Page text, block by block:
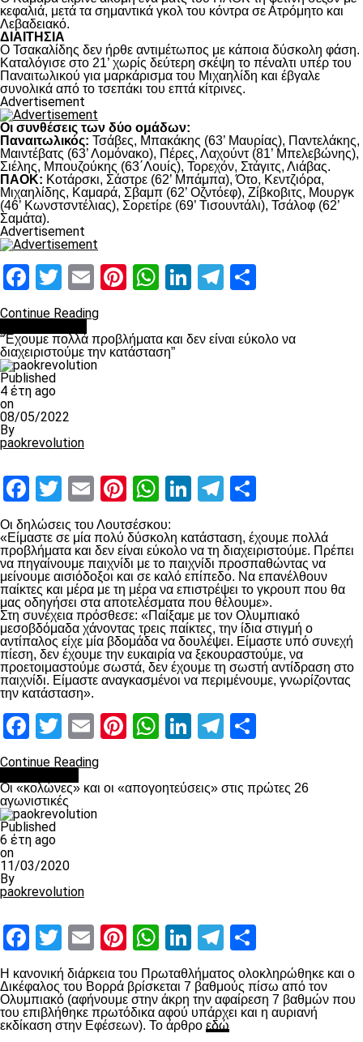
κεφαλιά, μετά τα σημαντικά γκολ του κόντρα σε Ατρόμητο και
Λεβαδειακό.
ΔΙΑΙΤΗΣΙΑ
Ο Τσακαλίδης δεν ήρθε αντιμέτωπος με κάποια δύσκολη φάση.
Καταλόγισε στο 21’ χωρίς δεύτερη σκέψη το πέναλτι υπέρ του
Παναιτωλικού για μαρκάρισμα του Μιχαηλίδη και έβγαλε
συνολικά από το τσεπάκι του επτά κίτρινες.
Advertisement
Οι συνθέσεις των δύο ομάδων:
Παναιτωλικός: Τσάβες, Μπακάκης (63’ Μαυρίας), Παντελάκης,
Μαιντέβατς (63’ Λομόνακο), Πέρες, Λαχούντ (81’ Μπελεβώνης),
Σιέλης, Μπουζούκης (63΄Λουίς), Τορεχόν, Στάγιτς, Λιάβας.
ΠΑΟΚ: Κοτάρσκι, Σάστρε (62’ Μπάμπα), Ότο, Κεντζιόρα,
Μιχαηλίδης, Καμαρά, Σβαμπ (62’ Οζντόεφ), Ζίβκοβιτς, Μουργκ
(46’ Κωνστσντέλιας), Σορετίρε (69’ Τισουντάλι), Τσάλοφ (62’
Σαμάτα).
Advertisement
Facebook
Twitter
EmailPinterest
WhatsApp
LinkedIn
Telegram
Continue Reading
“Έχουμε πολλά προβλήματα και δεν είναι εύκολο να
διαχειριστούμε την κατάσταση”
Published
4 έτη ago
on
08/05/2022
By
paokrevolution
Facebook
Twitter
EmailPinterest
WhatsApp
LinkedIn
Telegram
Οι δηλώσεις του Λουτσέσκου:
«Είμαστε σε μία πολύ δύσκολη κατάσταση, έχουμε πολλά
προβλήματα και δεν είναι εύκολο να τη διαχειριστούμε. Πρέπει
να πηγαίνουμε παιχνίδι με το παιχνίδι προσπαθώντας να
μείνουμε αισιόδοξοι και σε καλό επίπεδο. Να επανέλθουν
παίκτες και μέρα με τη μέρα να επιστρέψει το γκρουπ που θα
μας οδηγήσει στα αποτελέσματα που θέλουμε».
Στη συνέχεια πρόσθεσε: «Παίξαμε με τον Ολυμπιακό
μεσοβδόμαδα χάνοντας τρεις παίκτες, την ίδια στιγμή ο
αντίπαλος είχε μία βδομάδα να δουλέψει. Είμαστε υπό συνεχή
πίεση, δεν έχουμε την ευκαιρία να ξεκουραστούμε, να
προετοιμαστούμε σωστά, δεν έχουμε τη σωστή αντίδραση στο
παιχνίδι. Είμαστε αναγκασμένοι να περιμένουμε, γνωρίζοντας
την κατάσταση».
Facebook
Twitter
EmailPinterest
WhatsApp
LinkedIn
Telegram
Continue Reading
Οι «κολώνες» και οι «απογοητεύσεις» στις πρώτες 26
αγωνιστικές
Published
6 έτη ago
on
11/03/2020
By
paokrevolution
Facebook
Twitter
EmailPinterest
WhatsApp
LinkedIn
Telegram
Η κανονική διάρκεια του Πρωταθλήματος ολοκληρώθηκε και ο
Δικέφαλος του Βορρά βρίσκεται 7 βαθμούς πίσω από τον
Ολυμπιακό (αφήνουμε στην άκρη την αφαίρεση 7 βαθμών που
του επιβλήθηκε πρωτόδικα αφού υπάρχει και η αυριανή
εκδίκαση στην Εφέσεων). Το άρθρο εδώ